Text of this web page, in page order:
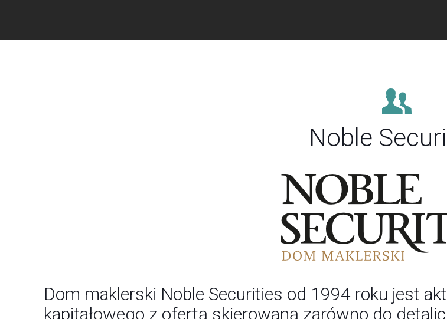
Noble
Dom maklerski Noble Securities od 1994 roku jest
kapitałowego z ofertą skierowaną zarówno do